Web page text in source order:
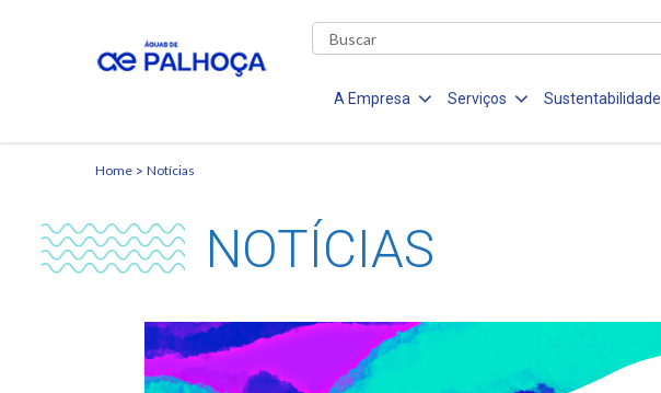
A Empresa Serviços Sustentabilidade
Home Notícias
NOTÍCIAS